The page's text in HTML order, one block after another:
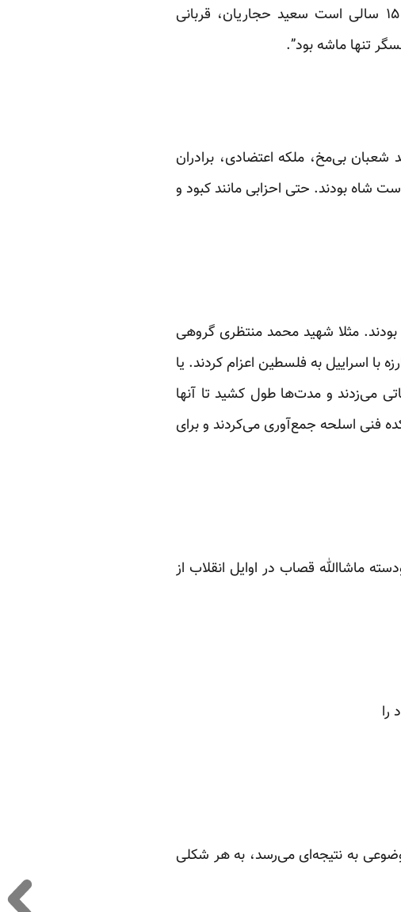
“خودسر” پای میز محاکمه می‌رود. اما متهم پرونده یک‌سال بعد آزاد می‌شود و حالا ۱۵‌ سالی است سعید حجاریان، قربانی
تنها ماشه بود”.
شعبان بی‌مخ، ملکه اعتضادی، برادران
“خودسر”انه دم دست شاه بودند. حتی احزابی مانند کبود و
مثلا شهید محمد منتظری گروهی
با اسراییل به فلسطین اعزام کردند. یا
می‌زدند و مدت‌ها طول کشید تا آنها
فنی اسلحه جمع‌آوری می‌کردند و برای
ماشاالله قصاب در اوایل انقلاب از
را
به نتیجه‌ای می‌رسد، به هر شکلی